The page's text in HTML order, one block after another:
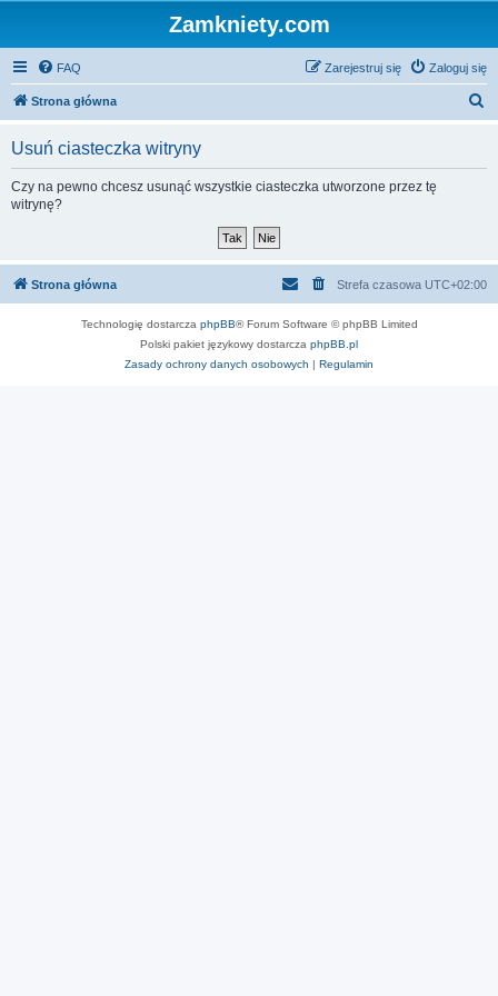
Zamkniety.com
FAQ Zaloguj się
Zarejestruj się
Strona główna
Usuń ciasteczka witryny
Czy na pewno chcesz usunąć wszystkie ciasteczka utworzone przez tę
witrynę?
Strona główna Strefa czasowa UTC+02:00
Technologię dostarcza phpBB® Forum Software © phpBB Limited
Polski pakiet językowy dostarcza phpBB.pl
Zasady ochrony danych osobowych | Regulamin